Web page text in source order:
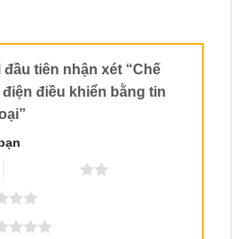
tiên nhận xét “Chế
điều khiển bằng tin